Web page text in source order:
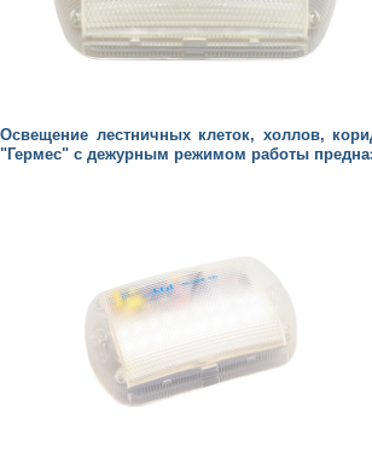
Освещение лестничных клеток, холлов,
"Гермес" с дежурным режимом работы